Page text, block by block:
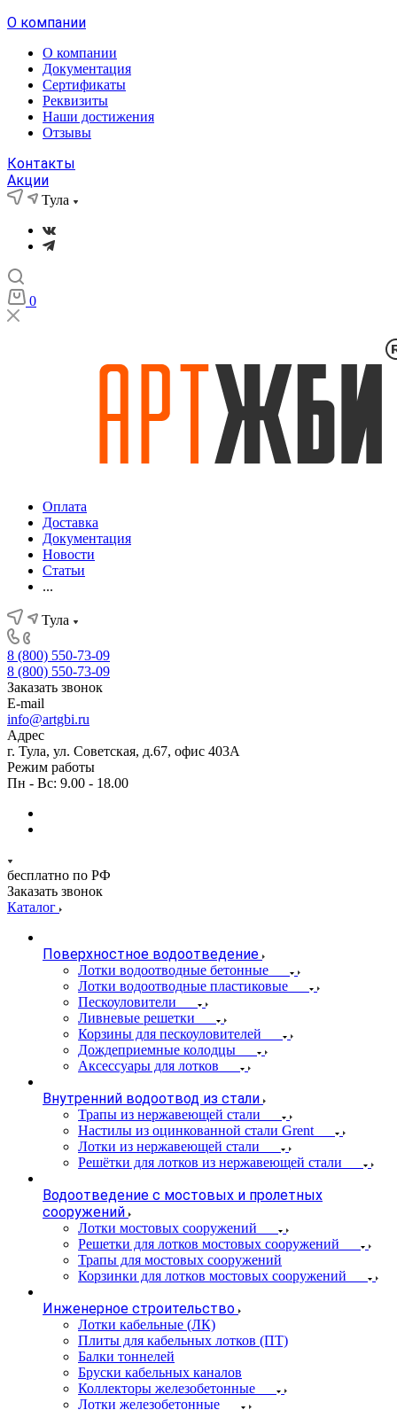
О компании
О компании
Документация
Сертификаты
Реквизиты
Наши достижения
Отзывы
Контакты
Акции
Тула
0
Оплата
Доставка
Документация
Новости
Статьи
...
Тула
8 (800) 550-73-09
8 (800) 550-73-09
Заказать звонок
E-mail
info@artgbi.ru
Адрес
г. Тула, ул. Советская, д.67, офис 403А
Режим работы
Пн - Вс: 9.00 - 18.00
бесплатно по РФ
Заказать звонок
Каталог
Поверхностное водоотведение
Лотки водоотводные бетонные
Лотки водоотводные пластиковые
Пескоуловители
Ливневые решетки
Корзины для пескоуловителей
Дождеприемные колодцы
Аксессуары для лотков
Внутренний водоотвод из стали
Трапы из нержавеющей стали
Настилы из оцинкованной стали Grent
Лотки из нержавеющей стали
Решётки для лотков из нержавеющей стали
Водоотведение с мостовых и пролетных
сооружений
Лотки мостовых сооружений
Решетки для лотков мостовых сооружений
Трапы для мостовых сооружений
Корзинки для лотков мостовых сооружений
Инженерное строительство
Лотки кабельные (ЛК)
Плиты для кабельных лотков (ПТ)
Балки тоннелей
Бруски кабельных каналов
Коллекторы железобетонные
Лотки железобетонные